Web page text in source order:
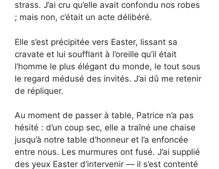
strass. J’ai cru qu’elle avait confondu nos robes
; mais non, c’était un acte délibéré.
Elle s’est précipitée vers Easter, lissant sa
cravate et lui soufflant à l’oreille qu’il était
l’homme le plus élégant du monde, le tout sous
le regard médusé des invités. J’ai dû me retenir
de répliquer.
Au moment de passer à table, Patrice n’a pas
hésité : d’un coup sec, elle a traîné une chaise
jusqu’à notre table d’honneur et l’a enfoncée
entre nous. Les murmures ont fusé. J’ai supplié
des yeux Easter d’intervenir — il s’est contenté